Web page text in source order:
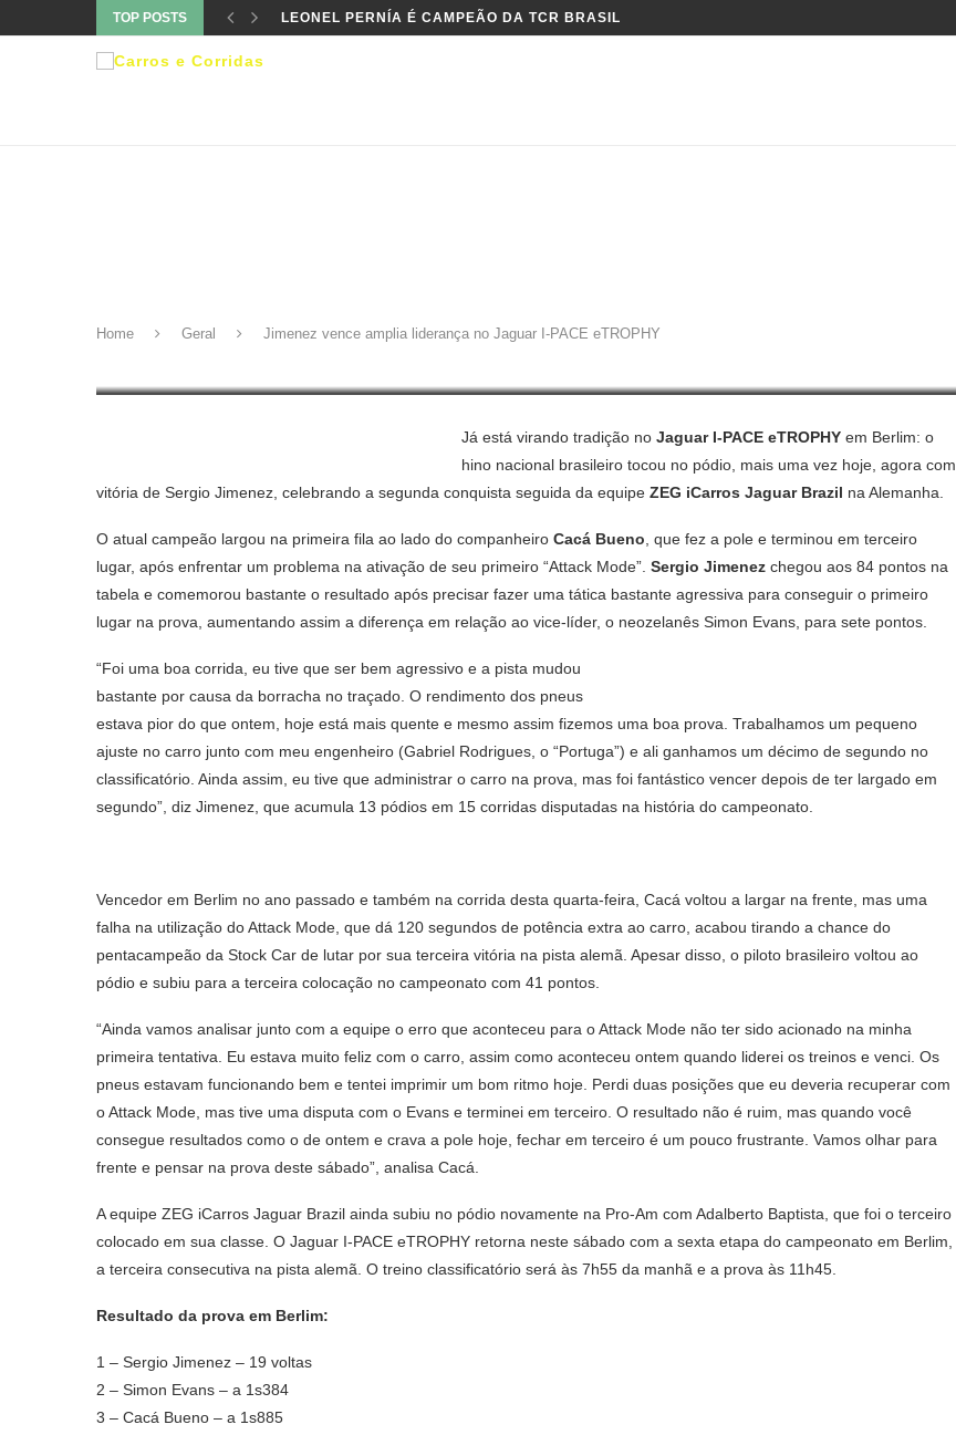
TOP POSTS LEONEL PERNÍA É CAMPEÃO DA TCR BRASIL
Home Geral Jimenez vence amplia liderança no Jaguar I-PACE eTROPHY
ETROPHY
Já está virando tradição no Jaguar I-PACE eTROPHY em Berlim: o
hino nacional brasileiro tocou no pódio, mais uma vez hoje, agora com
vitória de Sergio Jimenez, celebrando a segunda conquista seguida da equipe ZEG iCarros Jaguar Brazil na Alemanha.
O atual campeão largou na primeira fila ao lado do companheiro Cacá Bueno , que fez a pole e terminou em terceiro
lugar, após enfrentar um problema na ativação de seu primeiro “Attack Mode”. Sergio Jimenez chegou aos 84 pontos na
tabela e comemorou bastante o resultado após precisar fazer uma tática bastante agressiva para conseguir o primeiro
lugar na prova, aumentando assim a diferença em relação ao vice-líder, o neozelanês Simon Evans, para sete pontos.
“Foi uma boa corrida, eu tive que ser bem agressivo e a pista mudou
bastante por causa da borracha no traçado. O rendimento dos pneus
estava pior do que ontem, hoje está mais quente e mesmo assim fizemos uma boa prova. Trabalhamos um pequeno
ajuste no carro junto com meu engenheiro (Gabriel Rodrigues, o “Portuga”) e ali ganhamos um décimo de segundo no
classificatório. Ainda assim, eu tive que administrar o carro na prova, mas foi fantástico vencer depois de ter largado em
segundo”, diz Jimenez, que acumula 13 pódios em 15 corridas disputadas na história do campeonato.
Vencedor em Berlim no ano passado e também na corrida desta quarta-feira, Cacá voltou a largar na frente, mas uma
falha na utilização do Attack Mode, que dá 120 segundos de potência extra ao carro, acabou tirando a chance do
pentacampeão da Stock Car de lutar por sua terceira vitória na pista alemã. Apesar disso, o piloto brasileiro voltou ao
pódio e subiu para a terceira colocação no campeonato com 41 pontos.
“Ainda vamos analisar junto com a equipe o erro que aconteceu para o Attack Mode não ter sido acionado na minha
primeira tentativa. Eu estava muito feliz com o carro, assim como aconteceu ontem quando liderei os treinos e venci. Os
pneus estavam funcionando bem e tentei imprimir um bom ritmo hoje. Perdi duas posições que eu deveria recuperar com
o Attack Mode, mas tive uma disputa com o Evans e terminei em terceiro. O resultado não é ruim, mas quando você
consegue resultados como o de ontem e crava a pole hoje, fechar em terceiro é um pouco frustrante. Vamos olhar para
frente e pensar na prova deste sábado”, analisa Cacá.
A equipe ZEG iCarros Jaguar Brazil ainda subiu no pódio novamente na Pro-Am com Adalberto Baptista, que foi o terceiro
colocado em sua classe. O Jaguar I-PACE eTROPHY retorna neste sábado com a sexta etapa do campeonato em Berlim,
a terceira consecutiva na pista alemã. O treino classificatório será às 7h55 da manhã e a prova às 11h45.
Resultado da prova em Berlim:
1 – Sergio Jimenez – 19 voltas
2 – Simon Evans – a 1s384
3 – Cacá Bueno – a 1s885